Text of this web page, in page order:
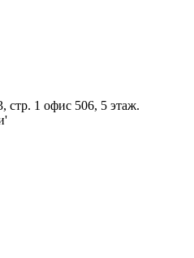
стр. 1 офис 506, 5 этаж.